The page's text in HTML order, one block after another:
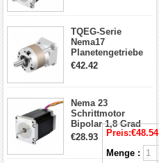
TQEG-Serie
Nema17
Planetengetriebe
5:1 Spiel 15Arc-
€42.42
Nema 23
Schrittmotor
Bipolar 1,8 Grad
2,83Nm 4 A 2,26V
Schrittmotor mit 8
€28.93
Preis:€48.54
Menge :